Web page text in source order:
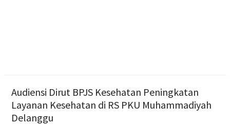
Audiensi Dirut BPJS Kesehatan Peningkatan
Layanan Kesehatan di RS PKU Muhammadiyah
Delanggu